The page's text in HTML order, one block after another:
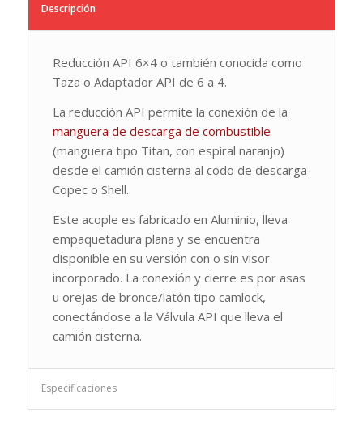
Descripción
Reducción API 6×4 o también conocida como
Taza o Adaptador API de 6 a 4.
La reducción API permite la conexión de la
manguera de descarga de combustible
(manguera tipo Titan, con espiral naranjo)
desde el camión cisterna al codo de descarga
Copec o Shell.
Este acople es fabricado en Aluminio, lleva
empaquetadura plana y se encuentra
disponible en su versión con o sin visor
incorporado. La conexión y cierre es por asas
u orejas de bronce/latón tipo camlock,
conectándose a la Válvula API que lleva el
camión cisterna.
Especificaciones